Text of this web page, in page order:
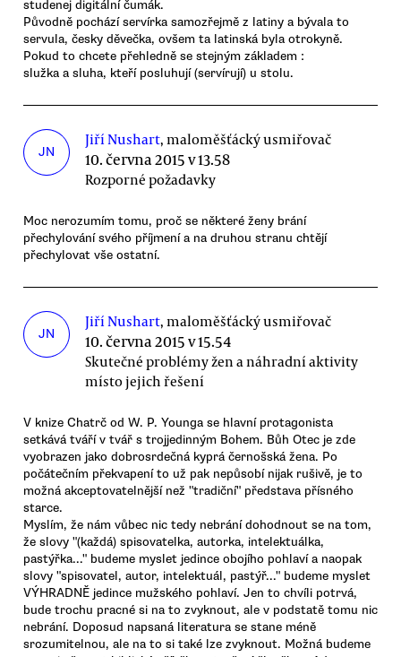
studenej digitální čumák.
Původně pochází servírka samozřejmě z latiny a bývala to
servula, česky děvečka, ovšem ta latinská byla otrokyně.
Pokud to chcete přehledně se stejným základem :
služka a sluha, kteří posluhují (servírují) u stolu.
JN
Jiří Nushart, maloměšťácký usmiřovač
10. června 2015 v 13.58
Rozporné požadavky
Moc nerozumím tomu, proč se některé ženy brání
přechylování svého příjmení a na druhou stranu chtějí
přechylovat vše ostatní.
JN
Jiří Nushart, maloměšťácký usmiřovač
10. června 2015 v 15.54
Skutečné problémy žen a náhradní aktivity
místo jejich řešení
V knize Chatrč od W. P. Younga se hlavní protagonista
setkává tváří v tvář s trojjedinným Bohem. Bůh Otec je zde
vyobrazen jako dobrosrdečná kyprá černošská žena. Po
počátečním překvapení to už pak nepůsobí nijak rušivě, je to
možná akceptovatelnější než "tradiční" představa přísného
starce.
Myslím, že nám vůbec nic tedy nebrání dohodnout se na tom,
že slovy "(každá) spisovatelka, autorka, intelektuálka,
pastýřka..." budeme myslet jedince obojího pohlaví a naopak
slovy "spisovatel, autor, intelektuál, pastýř..." budeme myslet
VÝHRADNĚ jedince mužského pohlaví. Jen to chvíli potrvá,
bude trochu pracné si na to zvyknout, ale v podstatě tomu nic
nebrání. Doposud napsaná literatura se stane méně
srozumitelnou, ale na to si také lze zvyknout. Možná budeme